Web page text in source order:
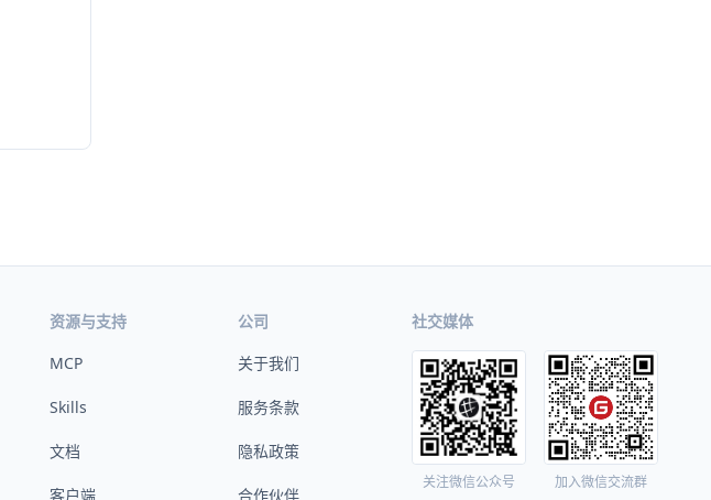
资源与支持
MCP
Skills
文档
客户端
公司
关于我们
服务条款
隐私政策
合作伙伴
社交媒体
关注微信公众号 加入微信交流群